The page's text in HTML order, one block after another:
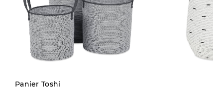
Panier Toshi